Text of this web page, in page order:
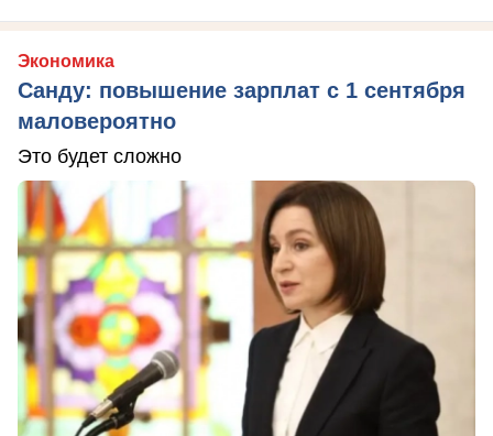
Экономика
Санду: повышение зарплат с 1 сентября
маловероятно
Это будет сложно